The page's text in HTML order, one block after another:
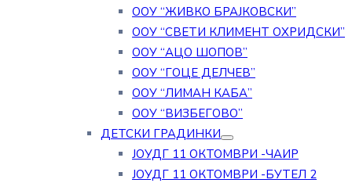
ООУ “ЖИВКО БРАЈКОВСКИ”
ООУ “СВЕТИ КЛИМЕНТ ОХРИДСКИ”
ООУ “АЦО ШОПОВ”
ООУ “ГОЦЕ ДЕЛЧЕВ”
ООУ “ЛИМАН КАБА”
ООУ “ВИЗБЕГОВО”
ДЕТСКИ ГРАДИНКИ
ЈОУДГ 11 ОКТОМВРИ -ЧАИР
ЈОУДГ 11 ОКТОМВРИ -БУТЕЛ 2